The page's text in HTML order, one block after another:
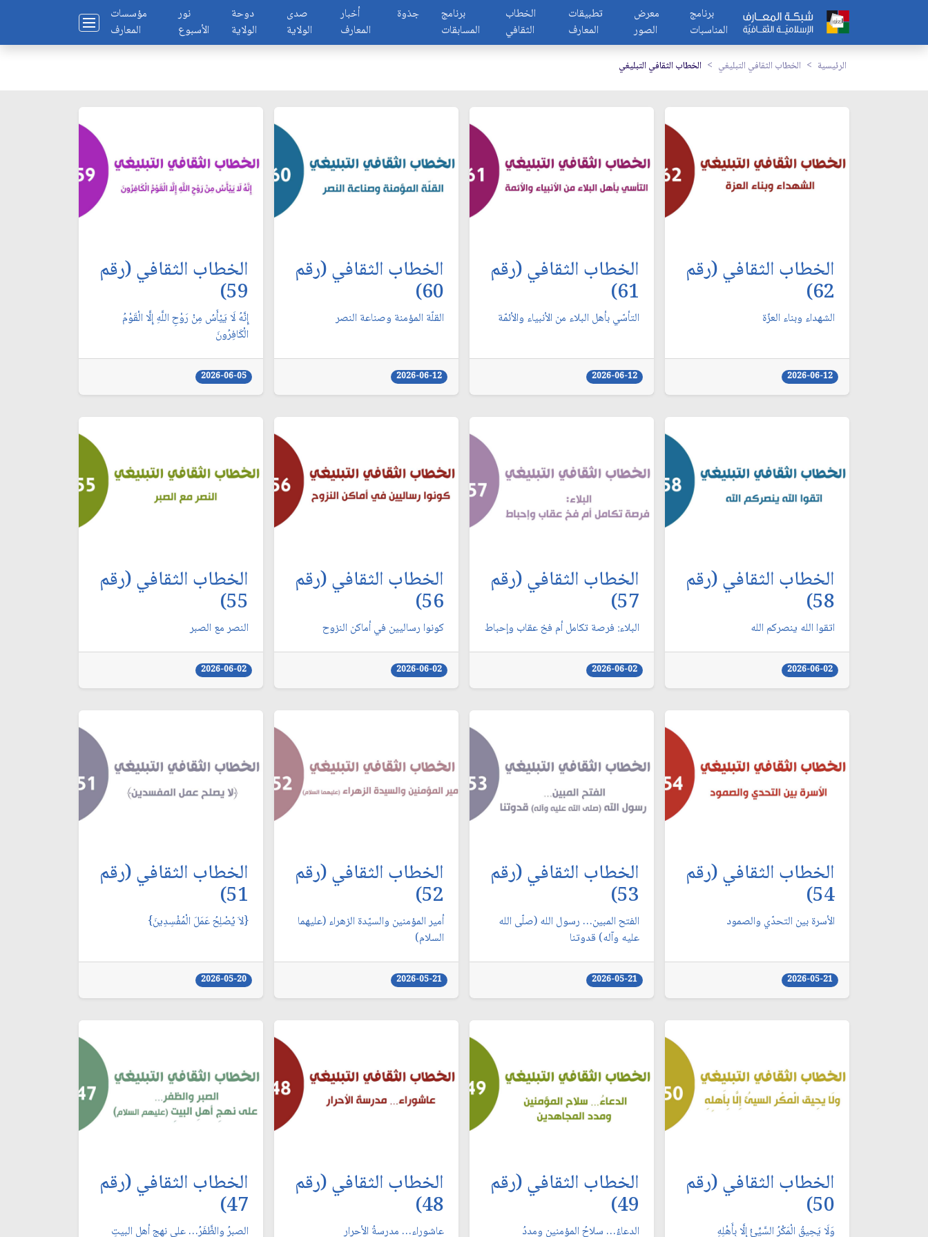
مؤسسات
المعارف
نور
الأسبوع
دوحة
الولاية
صدى
الولاية
أخبار
المعارف
جذوة
برنامج
المسابقات
الخطاب
الثقافي
تطبيقات
المعارف
معرض
الصور
برنامج
المناسبات
الرئيسية الخطاب الثقافي التبليغي الخطاب الثقافي التبليغي
الخطاب الثقافي (رقم
62)
الشهداء وبناء العزّة
2026-06-12
الخطاب الثقافي (رقم
61)
التأسّي بأهل البلاء من الأنبياء والأئمّة
2026-06-12
الخطاب الثقافي (رقم
60)
القلّة المؤمنة وصناعة النصر
2026-06-12
الخطاب الثقافي (رقم
59)
إِنَّهُ لَا يَيْأَسُ مِنْ رَوْحِ اللَّهِ إِلَّا الْقَوْمُ
الْكَافِرُونَ
2026-06-05
الخطاب الثقافي (رقم
58)
اتقوا الله ينصركم الله
2026-06-02
الخطاب الثقافي (رقم
57)
البلاء: فرصة تكامل أم فخ عقاب وإحباط
2026-06-02
الخطاب الثقافي (رقم
56)
كونوا رساليين في أماكن النزوح
2026-06-02
الخطاب الثقافي (رقم
55)
النصر مع الصبر
2026-06-02
الخطاب الثقافي (رقم
54)
الأسرة بين التحدّي والصمود
2026-05-21
الخطاب الثقافي (رقم
53)
الفتح المبين… رسول الله (صلّى الله
عليه وآله) قدوتنا
2026-05-21
الخطاب الثقافي (رقم
52)
أمير المؤمنين والسيّدة الزهراء (عليهما
السلام)
2026-05-21
الخطاب الثقافي (رقم
51)
{لاَ يُصْلِحُ عَمَلَ الْمُفْسِدِينَ}
2026-05-20
الخطاب الثقافي (رقم
50)
وَلَا يَحِيقُ الْمَكْرُ السَّيِّئُ إِلَّا بِأَهْلِهِ
الخطاب الثقافي (رقم
49)
الدعاءُ… سلاحُ المؤمنين ومددُ
الخطاب الثقافي (رقم
48)
عاشوراء… مدرسةُ الأحرار
الخطاب الثقافي (رقم
47)
الصبرُ والظَّفَرُ… على نهجِ أهلِ البيتِ